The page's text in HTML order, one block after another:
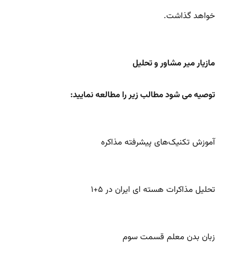
خواهد گذاشت.
مازیار میر مشاور و تحلیل
توصیه می شود مطالب زیر را مطالعه نمایید:
آموزش تکنیک‌های پیشرفته مذاکره
تحلیل مذاکرات هسته ای ایران در ۵+۱
زبان بدن معلم قسمت سوم